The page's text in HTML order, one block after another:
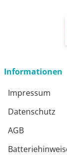
Informationen
Impressum
Datenschutz
AGB